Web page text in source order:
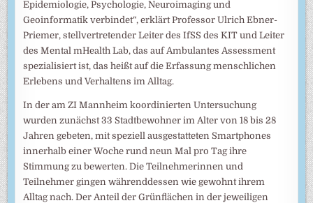
Epidemiologie, Psychologie, Neuroimaging und
Geoinformatik verbindet“, erklärt Professor Ulrich Ebner-
Priemer, stellvertretender Leiter des IfSS des KIT und Leiter
des Mental mHealth Lab, das auf Ambulantes Assessment
spezialisiert ist, das heißt auf die Erfassung menschlichen
Erlebens und Verhaltens im Alltag.
In der am ZI Mannheim koordinierten Untersuchung
wurden zunächst 33 Stadtbewohner im Alter von 18 bis 28
Jahren gebeten, mit speziell ausgestatteten Smartphones
innerhalb einer Woche rund neun Mal pro Tag ihre
Stimmung zu bewerten. Die Teilnehmerinnen und
Teilnehmer gingen währenddessen wie gewohnt ihrem
Alltag nach. Der Anteil der Grünflächen in der jeweiligen